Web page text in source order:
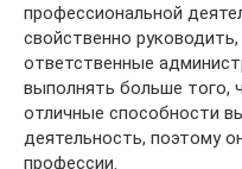
профессиональной
свойственно
ответственные
выполнять больше того,
отличные способности
деятельность, поэтому
профессии.